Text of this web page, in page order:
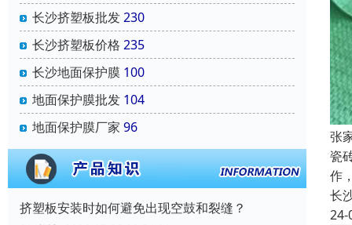
长沙挤塑板批发230
长沙挤塑板价格 235
长沙地面保护膜 100
地面保护膜批发 104
地面保护膜厂家 96
挤塑板安装时如何避免出现空鼓和裂缝？
张
瓷
作
长
24-